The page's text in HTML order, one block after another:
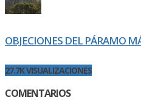
OBJECIONES DEL PÁRAMO
27.7K VISUALIZACIONES
COMENTARIOS